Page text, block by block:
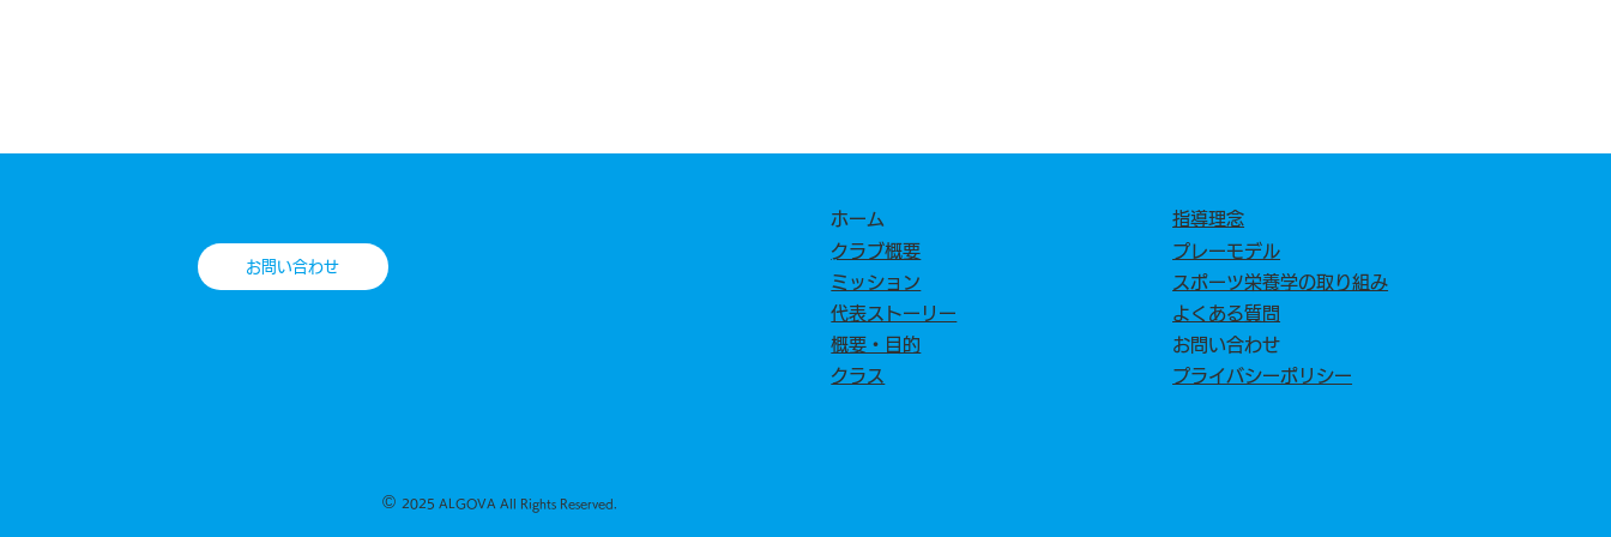
© 2025 ALGOVA All Rights Reserved.
指導理念
プレーモデル
スポーツ栄養学の取り組み
よくある質問
お問い合わせ
プライバシーポリシー
ホーム
​クラブ概要
​ミッション
代表ストーリー
概要・目的
クラス
お問い合わせ